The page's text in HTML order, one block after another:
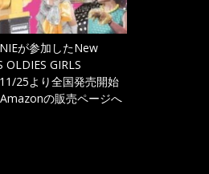
が参加したNew
OLDIES GIRLS
25より全国発売開始
の販売ページへ